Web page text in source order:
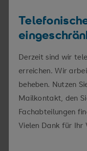
Derzeit sind wir
erreichen. Wir
beheben. Nutzen
Mailkontakt, den
Fachabteilungen
Vielen Dank für Ihr
Telefon
0365
E-Mail
Hierfür bin
Psychologin: